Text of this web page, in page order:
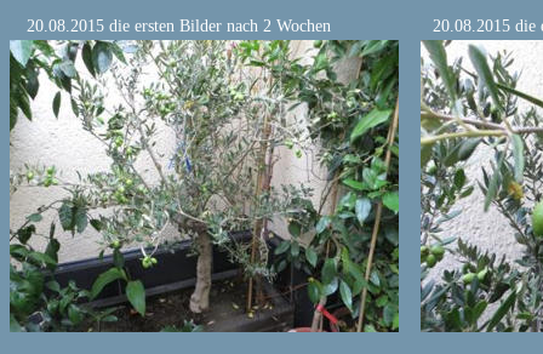
20.08.2015 die ersten Bilder nach 2 Wochen 20.08.2015 die